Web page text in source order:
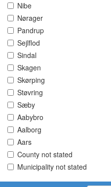
Nibe
Nørager
Pandrup
Sejlflod
Sindal
Skagen
Skørping
Støvring
Sæby
Aabybro
Aalborg
Aars
County not stated
Municipality not stated